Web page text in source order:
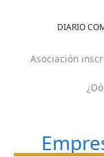
DIARIO
Asociación